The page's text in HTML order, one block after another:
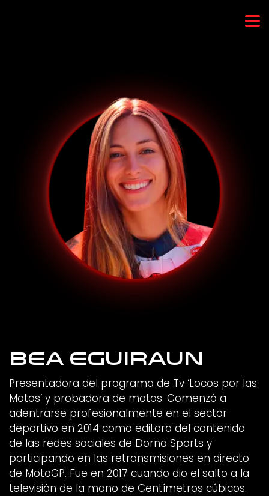
Bea Eguiraun
Presentadora del programa de Tv ‘Locos por las
Motos’ y probadora de motos. Comenzó a
adentrarse profesionalmente en el sector
deportivo en 2014 como editora del contenido
de las redes sociales de Dorna Sports y
participando en las retransmisiones en directo
de MotoGP. Fue en 2017 cuando dio el salto a la
televisión de la mano de Centímetros cúbicos.